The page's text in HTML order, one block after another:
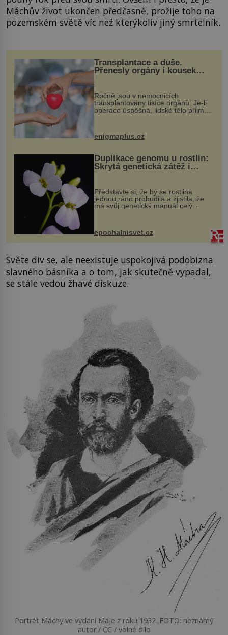
Máchův život ukončen předčasně, prožije toho na
pozemském světě víc než kterýkoliv jiný smrtelník.
Transplantace a duše.
Přenesly orgány i kousek
Ročně jsou v nemocnicích
transplantovány tisíce orgánů. Je-li
operace úspěšná, lidské tělo přijme
enigmaplus.cz
Duplikace genomu u rostlin:
Skrytá genetická zátěž i
Představte si, že by se rostlina
jednou ráno probudila a zjistila, že
má svůj genetický manuál celý
vstupenka...
epochalnisvet.cz
Světe div se, ale neexistuje uspokojivá podobizna
slavného básníka a o tom, jak skutečně vypadal,
se stále vedou žhavé diskuze.
Portrét Máchy ve vydání Máje z roku 1932. FOTO: neznámý
autor / CC / volné dílo